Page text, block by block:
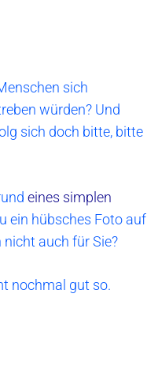
sich
würden? Und
sich doch bitte, bitte
eines simplen
ein hübsches Foto auf
auch für Sie?
nochmal gut so.